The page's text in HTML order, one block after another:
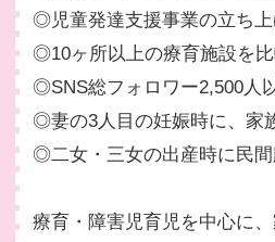
◎児童発達支援事業の立ち
◎10ヶ所以上の療育施設を
◎SNS総フォロワー2,500人
◎妻の3人目の妊娠時に、家
◎二女・三女の出産時に民間
療育・障害児育児を中心に